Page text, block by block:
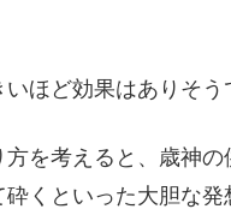
ほど効果はありそう
を考えると、歳神
くといった大胆な